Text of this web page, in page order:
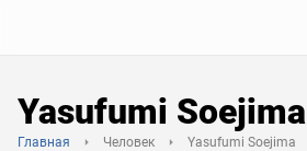
Yasufumi Soejima
Главная Человек Yasufumi Soejima